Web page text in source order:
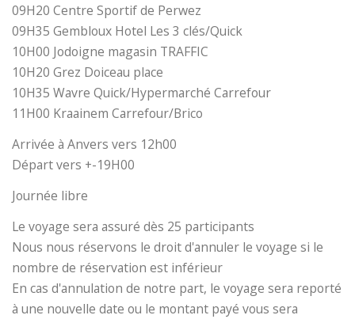
09H20 Centre Sportif de Perwez
09H35 Gembloux Hotel Les 3 clés/Quick
10H00 Jodoigne magasin TRAFFIC
10H20 Grez Doiceau place
10H35 Wavre Quick/Hypermarché Carrefour
11H00 Kraainem Carrefour/Brico
Arrivée à Anvers vers 12h00
Départ vers +-19H00
Journée libre
Le voyage sera assuré dès 25 participants
Nous nous réservons le droit d'annuler le voyage si le
nombre de réservation est inférieur
En cas d'annulation de notre part, le voyage sera reporté
à une nouvelle date ou le montant payé vous sera